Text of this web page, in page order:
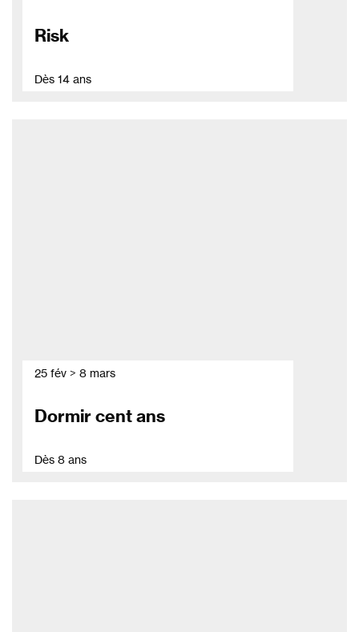
Risk
Dès 14 ans
25 fév > 8 mars
Dormir cent ans
Dès 8 ans